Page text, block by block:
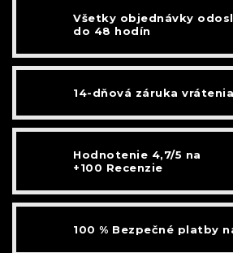
Všetky objednávky
do 48 hodín
14-dňová záruka vrátenia
Hodnotenie 4,7/5 na
+100 Recenzie
100 % Bezpečné platby